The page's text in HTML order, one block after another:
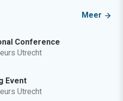
Meer
Conference
Utrecht
Event
Utrecht